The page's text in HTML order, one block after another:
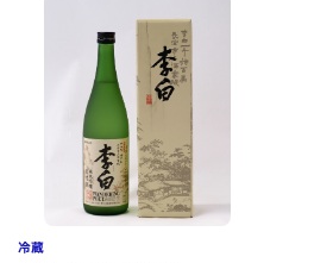
かな香りの、綺麗で澄んだお酒の味わい
をお楽しみ下さい。